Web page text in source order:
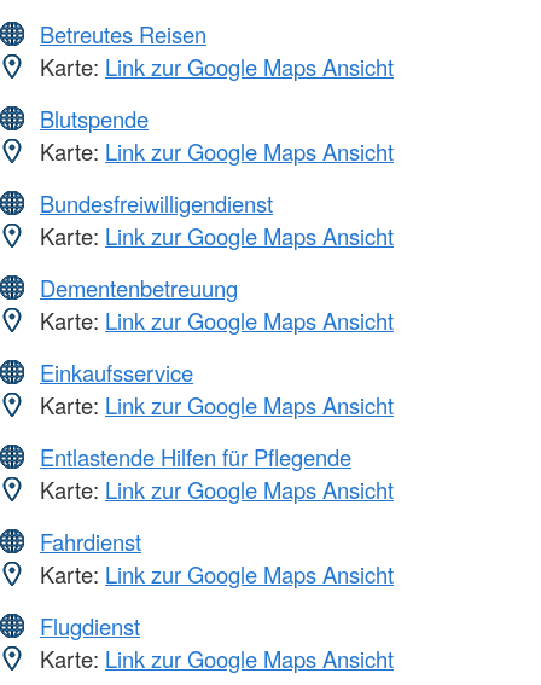
Betreutes Reisen
Karte: Link zur Google Maps Ansicht
Blutspende
Karte: Link zur Google Maps Ansicht
Bundesfreiwilligendienst
Karte: Link zur Google Maps Ansicht
Dementenbetreuung
Karte: Link zur Google Maps Ansicht
Einkaufsservice
Karte: Link zur Google Maps Ansicht
Entlastende Hilfen für Pflegende
Karte: Link zur Google Maps Ansicht
Fahrdienst
Karte: Link zur Google Maps Ansicht
Flugdienst
Karte: Link zur Google Maps Ansicht